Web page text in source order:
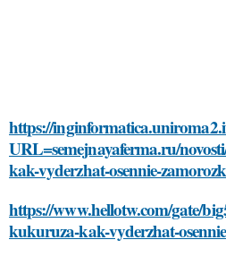
https://
URL=semejnayaferma.ru/
kak-vyderzhat-osennie-
https://www.hellotw.com/gate/
kukuruza-kak-vyderzhat-